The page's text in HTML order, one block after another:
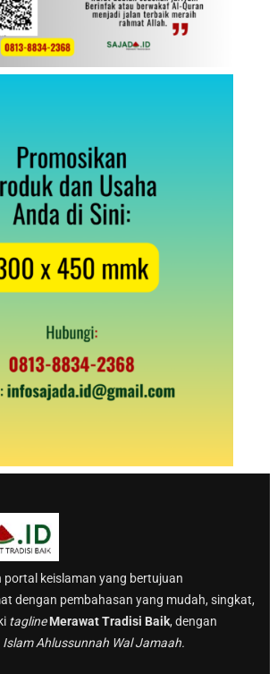
portal keislaman yang bertujuan
dengan pembahasan yang mudah, singkat,
tagline Merawat Tradisi Baik, dengan
Islam Ahlussunnah Wal Jamaah.